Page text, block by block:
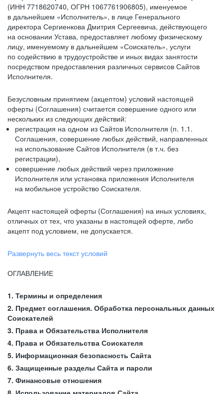
(ИНН 7718620740, ОГРН 1067761906805), именуемое
в дальнейшем «Исполнитель», в лице Генерального
директора Сергиенкова Дмитрия Сергеевича, действующего
на основании Устава, предоставляет любому физическому
лицу, именуемому в дальнейшем «Соискатель», услуги
по содействию в трудоустройстве и иных видах занятости
посредством предоставления различных сервисов Сайтов
Исполнителя.
Безусловным принятием (акцептом) условий настоящей
оферты (Соглашения) считается совершение одного или
нескольких из следующих действий:
регистрация на одном из Сайтов Исполнителя (п. 1.1.
Соглашения, совершение любых действий, направленных
на использование Сайтов Исполнителя (в т.ч. без
регистрации),
совершение любых действий через приложение
Исполнителя или установка приложения Исполнителя
на мобильное устройство Соискателя.
Акцепт настоящей оферты (Соглашения) на иных условиях,
отличных от тех, что указаны в настоящей оферте, либо
акцепт под условием, не допускается.
Развернуть весь текст условий
ОГЛАВЛЕНИЕ
1. Термины и определения
2. Предмет соглашения. Обработка персональных данных
Соискателей
3. Права и Обязательства Исполнителя
4. Права и Обязательства Соискателя
5. Информационная безопасность Сайта
6. Защищенные разделы Сайта и пароли
7. Финансовые отношения